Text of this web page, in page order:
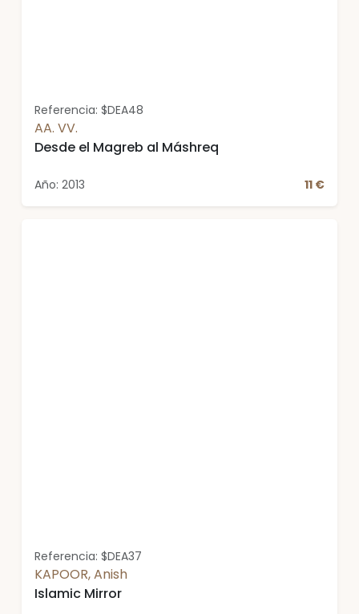
Referencia: $DEA48
AA. VV.
Desde el Magreb al Máshreq
Año: 2013 11 €
Referencia: $DEA37
KAPOOR, Anish
Islamic Mirror